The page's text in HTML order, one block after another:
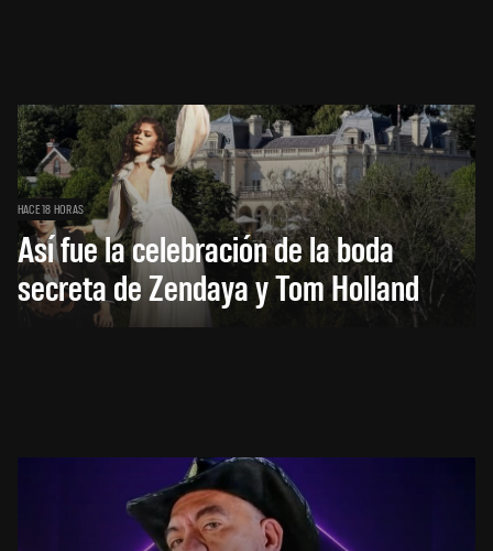
HACE 18 HORAS
Así fue la celebración de la boda
secreta de Zendaya y Tom Holland